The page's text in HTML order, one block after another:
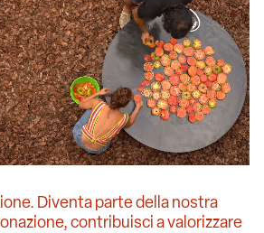
Diventa parte della nostra
contribuisci a valorizzare